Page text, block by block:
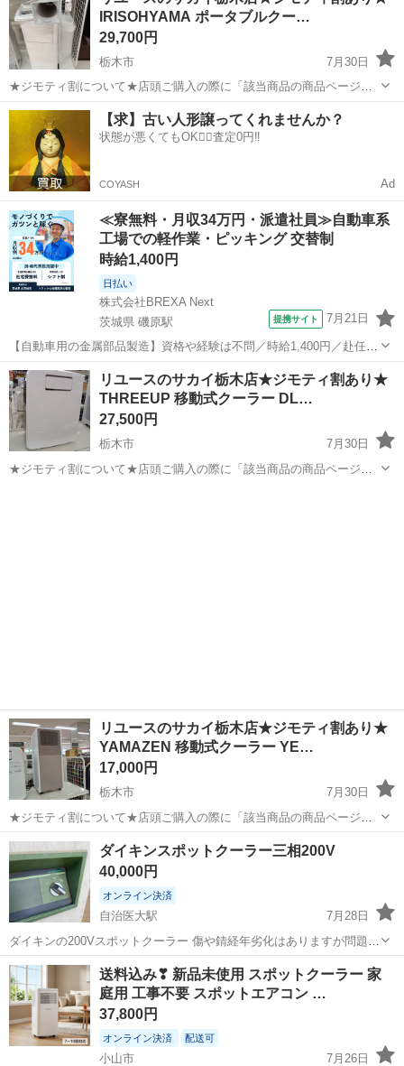
ださいませ。 -----...IRISOHYAMA ポータブルクー…
29,700円
栃木市
7月30日
★ジモティ割について★店頭ご購入の際に「該当商品の商品ページ」
をスタッフまでお見せいただくことでジモティ限定価格（掲載価格の
10%OFF）でご購入が可能です。 ぜひ店頭にてスタッフまでお伝えく
ださいませ。 -----...
栃木 栃木市 季節、空調家電 サカイ
【求】古い人形譲ってくれませんか？
状態が悪くてもOK🙆‍♀️査定0円‼️
COYASH Ad
≪寮無料・月収34万円・派遣社員≫自動車系
工場での軽作業・ピッキング 交替制
時給1,400円
日払い
株式会社BREXA Next
茨城県 磯原駅
提携サイト 7月21日
【自動車用の金属部品製造】資格や経験は不問／時給1,400円／赴任旅
費会社負担／正社員登用のチャンスあり／食堂利用可能／マイカー通
勤OK《茨城県茨城市》 人気の工場のお仕事 ◇トラックの金属部品の
製造◇ ★トラックの金属...
茨城 北茨城市 その他
リユースのサカイ栃木店★ジモティ割あり★
THREEUP 移動式クーラー DL…
27,500円
栃木市
7月30日
★ジモティ割について★店頭ご購入の際に「該当商品の商品ページ」
リユースのサカイ栃木店★ジモティ割あり★
YAMAZEN 移動式クーラー YE…
17,000円
栃木市
7月30日
★ジモティ割について★店頭ご購入の際に「該当商品の商品ページ」
をスタッフまでお見せいただくことでジモティ限定価格（掲載価格の
10%OFF）でご購入が可能です。 ぜひ店頭にてスタッフまでお伝えく
ださいませ。 -----...
栃木 栃木市 季節、空調家電
ダイキンスポットクーラー三相200V
40,000円
オンライン決済
自治医大駅
7月28日
ダイキンの200Vスポットクーラー 傷や錆経年劣化はありますが問題無
く使用できます。返信に時間がかかる場合がございます。
栃木 下野市 自治医大駅 季節、空調家電
送料込み❣ 新品未使用 スポットクーラー 家
庭用 工事不要 スポットエアコン …
37,800円
オンライン決済 配送可
小山市
7月26日